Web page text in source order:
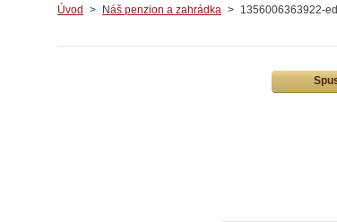
Úvod > Náš penzion a zahrádka > 1356006363922-